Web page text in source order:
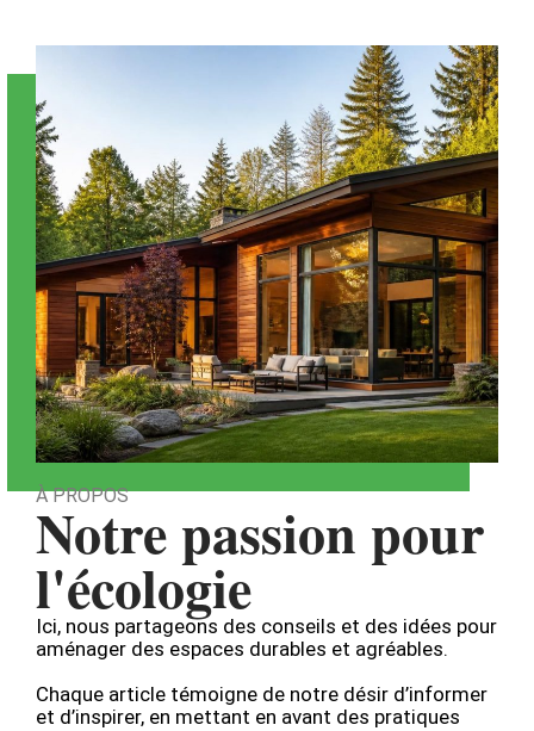
À PROPOS
Notre passion pour
l'écologie
Ici, nous partageons des conseils et des idées pour
aménager des espaces durables et agréables.
Chaque article témoigne de notre désir d’informer
et d’inspirer, en mettant en avant des pratiques